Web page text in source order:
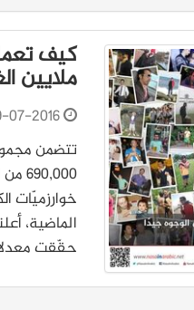
كيف
ملايين
07-2016
خوارزميّات
الماضية،
حقّقت